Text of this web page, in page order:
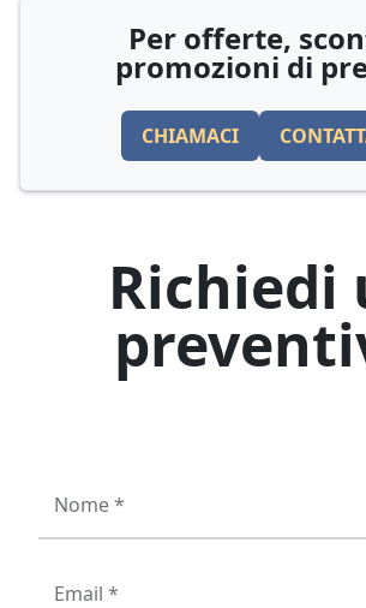
Per offerte,
promozioni di
CHIAMACI
Richiedi
Nome *
Email *